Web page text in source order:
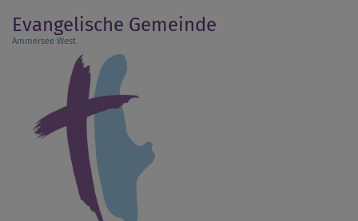
zum
Inhalt
Evangelische Gemeinde
Ammersee West